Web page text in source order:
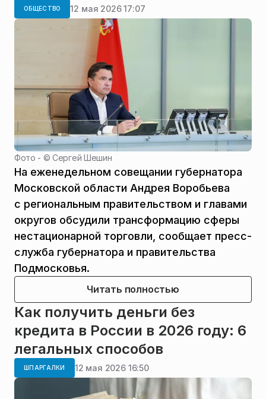
ОБЩЕСТВО 12 мая 2026 17:07
Фото - ©Сергей Шешин
На еженедельном совещании губернатора
Московской области Андрея Воробьева
с региональным правительством и главами
округов обсудили трансформацию сферы
нестационарной торговли, сообщает пресс-
служба губернатора и правительства
Подмосковья.
Читать полностью
Как получить деньги без
кредита в России в 2026 году: 6
легальных способов
ШПАРГАЛКИ 12 мая 2026 16:50